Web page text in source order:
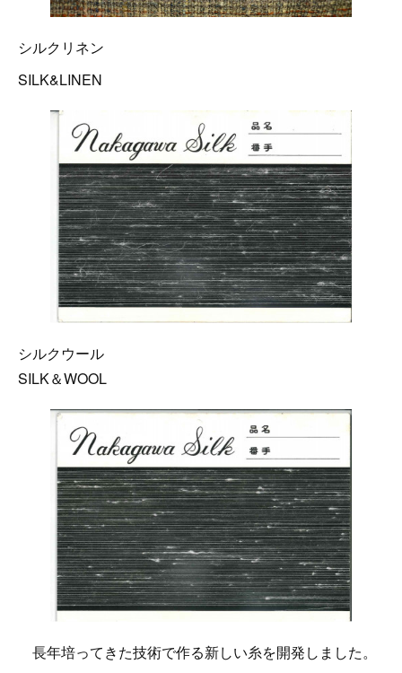
シルクリネン
SILK&LINEN
シルクウール
SILK＆WOOL
長年培ってきた技術で作る新しい糸を開発しました。